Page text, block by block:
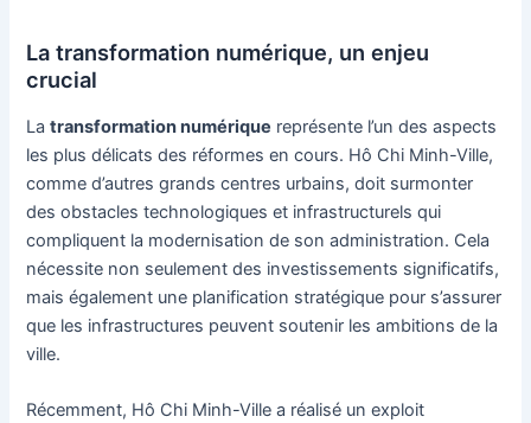
La transformation numérique, un enjeu
crucial
Latransformation numérique représente l’un des aspects
les plus délicats des réformes en cours. Hô Chi Minh-Ville,
comme d’autres grands centres urbains, doit surmonter
des obstacles technologiques et infrastructurels qui
compliquent la modernisation de son administration. Cela
nécessite non seulement des investissements significatifs,
mais également une planification stratégique pour s’assurer
que les infrastructures peuvent soutenir les ambitions de la
ville.
Récemment, Hô Chi Minh-Ville a réalisé un exploit